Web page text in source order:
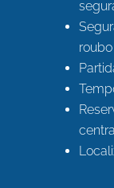
roubo